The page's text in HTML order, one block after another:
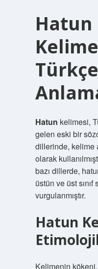
Hatun
Hatun kelimesi,
gelen eski bir
dillerinde, kelime
olarak
bazı dillerde,
üstün ve üst
vurgulanmıştır.
Hatun
Kelimenin